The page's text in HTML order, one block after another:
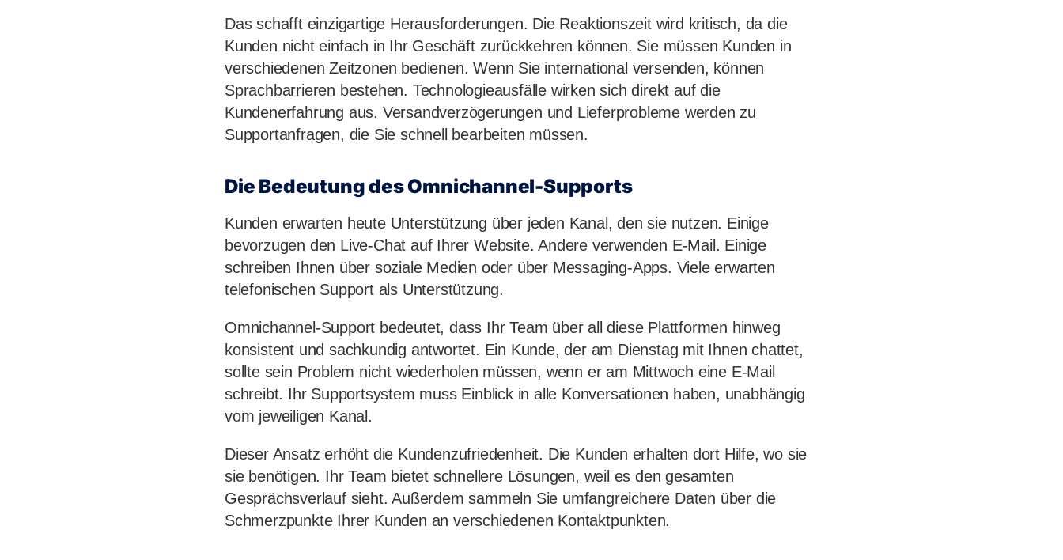
Das schafft einzigartige Herausforderungen. Die Reaktionszeit wird kritisch, da die
Kunden nicht einfach in Ihr Geschäft zurückkehren können. Sie müssen Kunden in
verschiedenen Zeitzonen bedienen. Wenn Sie international versenden, können
Sprachbarrieren bestehen. Technologieausfälle wirken sich direkt auf die
Kundenerfahrung aus. Versandverzögerungen und Lieferprobleme werden zu
Supportanfragen, die Sie schnell bearbeiten müssen.
Die Bedeutung des Omnichannel-Supports
Kunden erwarten heute Unterstützung über jeden Kanal, den sie nutzen. Einige
bevorzugen den Live-Chat auf Ihrer Website. Andere verwenden E-Mail. Einige
schreiben Ihnen über soziale Medien oder über Messaging-Apps. Viele erwarten
telefonischen Support als Unterstützung.
Omnichannel-Support bedeutet, dass Ihr Team über all diese Plattformen hinweg
konsistent und sachkundig antwortet. Ein Kunde, der am Dienstag mit Ihnen chattet,
sollte sein Problem nicht wiederholen müssen, wenn er am Mittwoch eine E-Mail
schreibt. Ihr Supportsystem muss Einblick in alle Konversationen haben, unabhängig
vom jeweiligen Kanal.
Dieser Ansatz erhöht die Kundenzufriedenheit. Die Kunden erhalten dort Hilfe, wo sie
sie benötigen. Ihr Team bietet schnellere Lösungen, weil es den gesamten
Gesprächsverlauf sieht. Außerdem sammeln Sie umfangreichere Daten über die
Schmerzpunkte Ihrer Kunden an verschiedenen Kontaktpunkten.